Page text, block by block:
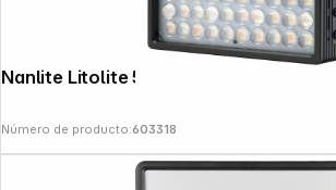
Nanlite Litolite 5C RGBWW
Número de producto:603318